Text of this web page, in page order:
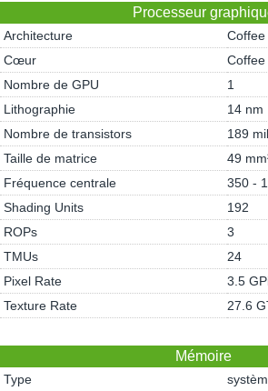
Processeur
Architecture
Cœur
Nombre de GPU
1
Lithographie
14 nm
Nombre de transistors
189
Taille de matrice
49
Fréquence centrale
350 -
Shading Units
192
ROPs
3
TMUs
24
Pixel Rate
3.5
Texture Rate
27.6
Mémoire
Type